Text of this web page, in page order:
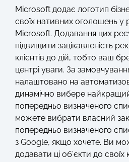
Microsoft додає логотип
своїх нативних оголошень у
Microsoft. Додавання цих
підвищити зацікавленість
клієнтів до дій, тобто ваш
центрі уваги. За
налаштовано на
динамічно вибере найкращий
попередньо визначеного
можете вибрати власний
попередньо визначеного
з Google, якщо хочете. Ви
додавати ці об’єкти до своїх